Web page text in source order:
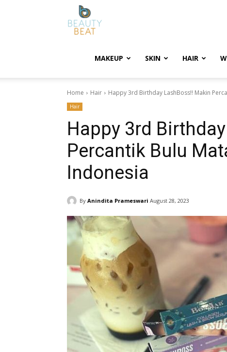
MAKEUP SKIN HAIR
Home Hair Happy 3rd Birthday LashBoss!! Makin
Hair
Happy 3rd
Percantik Bulu
Indonesia
By Anindita Prameswari August 28, 2023